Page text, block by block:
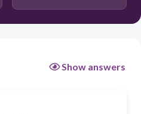
Show answers